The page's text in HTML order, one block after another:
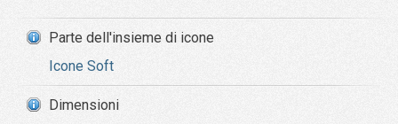
Parte dell'insieme di icone
Icone Soft
Dimensioni